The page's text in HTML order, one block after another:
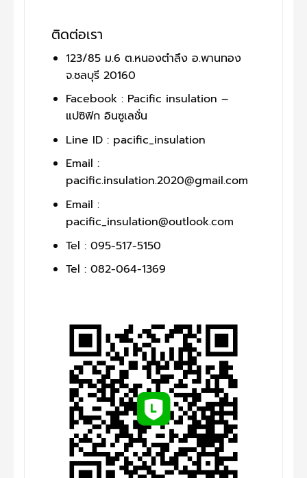
ติดต่อเรา
123/85 ม.6 ต.หนองตำลึง อ.พานทอง
จ.ชลบุรี 20160
Facebook : Pacific insulation –
แปซิฟิก อินซูเลชั่น
Line ID : pacific_insulation
Email :
pacific.insulation.2020@gmail.com
Email :
pacific_insulation@outlook.com
Tel : 095-517-5150
Tel : 082-064-1369